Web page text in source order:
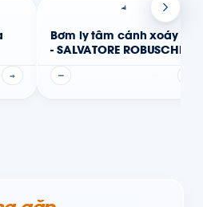
→
Bơm ly tâm cánh xoáy RC
- SALVATORE ROBUSCHI
—